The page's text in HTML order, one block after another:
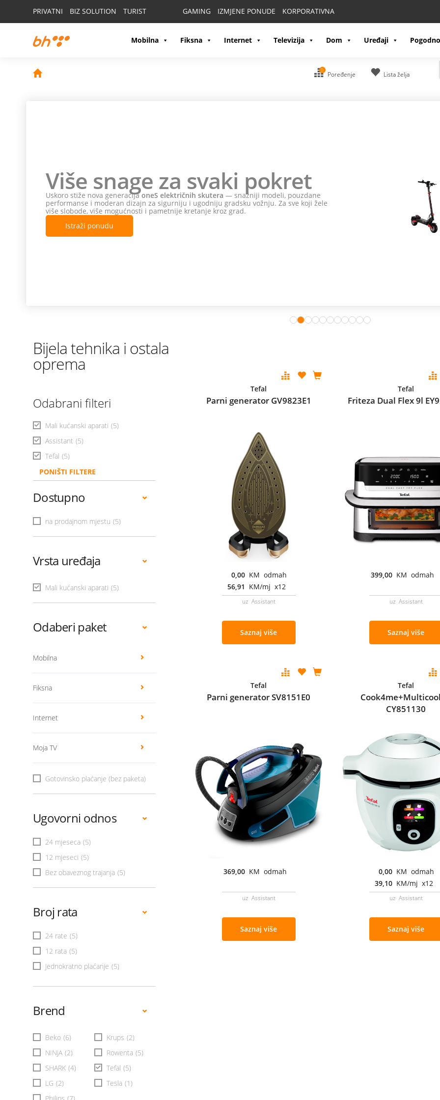
PRIVATNI BIZ SOLUTION TURIST GAMING IZMJENE PONUDE KORPORATIVNA
Mobilna Fiksna Internet Televizija Dom Uređaji
0
Poređenje Lista želja
Više snage za svaki pokret
Uskoro stiže nova generacijaoneS električnih skutera — snažniji modeli, pouzdane
performanse i moderan dizajn za sigurniju i ugodniju gradsku vožnju. Za sve koji žele
više slobode, više mogućnosti i pametnije kretanje kroz grad.
Istraži ponudu
Bijela tehnika i ostala
oprema
Odabrani filteri
Mali kućanski aparati (5)
Assistant (5)
Tefal (5)
PONIŠTI FILTERE
Dostupno
na prodajnom mjestu (5)
Vrsta uređaja
Mali kućanski aparati (5)
Odaberi paket
Mobilna
Fiksna
Internet
Moja TV
Gotovinsko plaćanje (bez paketa)
Ugovorni odnos
24 mjeseca (5)
12 mjeseci (5)
Bez obaveznog trajanja (5)
Broj rata
24 rate (5)
12 rata (5)
Jednokratno plaćanje (5)
Brend
Beko (6) Krups (2)
NINJA (2) Rowenta (5)
SHARK (4) Tefal (5)
LG (2) Tesla (1)
Tefal
Parni generator GV9823E1
0,00 KM odmah
56,91 KM/mj x12
uz Assistant
Saznaj više
Tefal
Friteza Dual Flex 9l
399,00 KM odmah
uz Assistant
Saznaj više
Tefal
Parni generator SV8151E0
369,00 KM odmah
uz Assistant
Saznaj više
Tefal
CY851130
0,00 KM odmah
39,10 KM/mj x12
uz Assistant
Saznaj više